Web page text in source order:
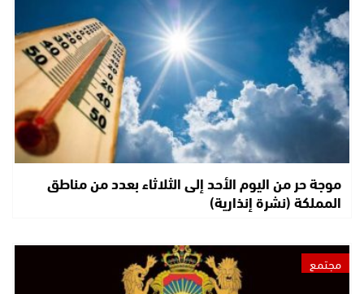
موجة حر من اليوم الأحد إلى الثلاثاء بعدد من مناطق
المملكة (نشرة إنذارية)
مجتمع